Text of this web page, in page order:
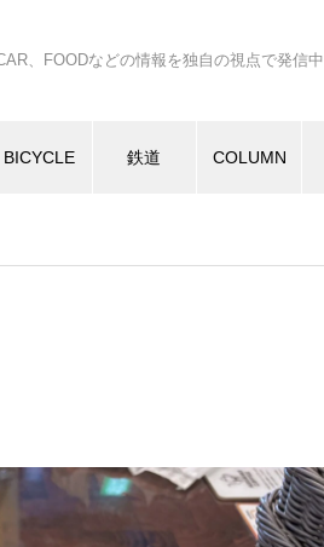
、FOODなどの情報を独自の視点で発信中
BICYCLE 鉄道 COLUMN